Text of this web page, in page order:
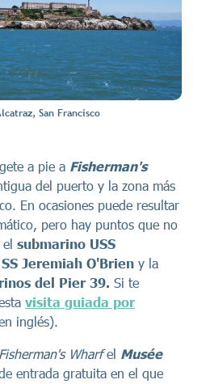
San Francisco
a pie a Fisherman's
del puerto y la zona más
En ocasiones puede resultar
pero hay puntos que no
submarino USS
Jeremiah O'Brien y la
del Pier 39. Si te
visita guiada por
inglés).
Fisherman's Wharfel Musée
entrada gratuita en el que